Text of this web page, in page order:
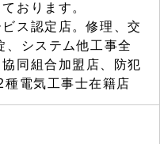
おります。
ス認定店。修理、交
、システム他工事全
同組合加盟店、防犯
電気工事士在籍店